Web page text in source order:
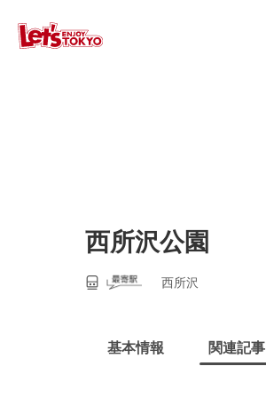
西所沢公園
西所沢
基本情報 関連記事